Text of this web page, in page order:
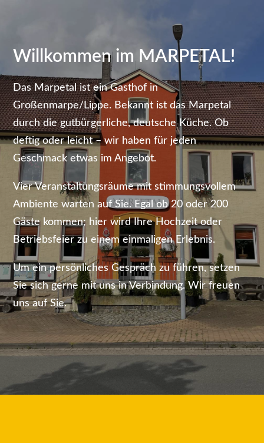
Willkommen im MARPETAL!
Das Marpetal ist ein Gasthof in
Großenmarpe/Lippe. Bekannt ist das Marpetal
durch die gutbürgerliche, deutsche Küche. Ob
deftig oder leicht – wir haben für jeden
Geschmack etwas im Angebot.
Vier Veranstaltungsräume mit stimmungsvollem
Ambiente warten auf Sie. Egal ob 20 oder 200
Gäste kommen; hier wird Ihre Hochzeit oder
Betriebsfeier zu einem einmaligen Erlebnis.
Um ein persönliches Gespräch zu führen, setzen
Sie sich gerne mit uns in Verbindung. Wir freuen
uns auf Sie.